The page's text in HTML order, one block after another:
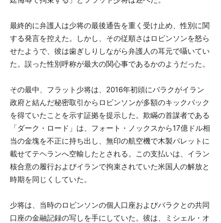
最終的に弁護人は少将の最後通告を重く受け止め、性別に関
する発言を控えた。しかし、その従順さはロビンソンを怒ら
せたようで、彼は歯ぎしりしながら弁護人の耳元で囁いてい
た。誤った性別呼称が最大の関心事であるかのようだった。
その最中、フラット少将は、2016年初頭にバラクがイラン
政府と結んだ秘密取引からロビンソンが多額のキックバック
を得ていたことを示す証拠を提示した。欺瞞の首謀者である
「ダーク・ロード」は、フォート・ノックスから17億ドル相
当の金塊を不正に持ち出し、無印の航空機で木製パレットに
載せてテヘランへ空輸したとされる。この支払いは、イラン
核合意の履行およびイランで拘束されていた米国人の解放と
時期を同じくしていた。
少将は、当時のロビンソンの個人口座およびバラクとの共同
口座の金融記録の写しを手にしていた。彼は、ミシェル・オ